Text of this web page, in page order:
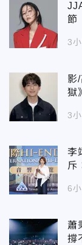
節
3
影
獄
3
李
斥
6
蕭
撐